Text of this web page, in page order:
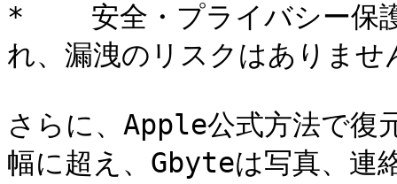
*    安全・プライバシー保
れ、漏洩のリスクはありませ
さらに、Apple公式方法で復
幅に超え、Gbyteは写真、連